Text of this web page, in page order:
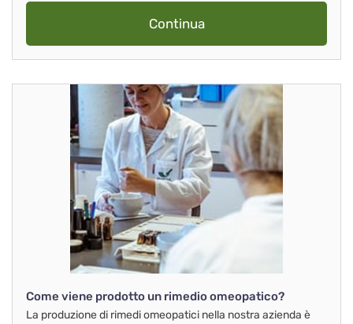
Continua
Come viene prodotto un rimedio omeopatico?
La produzione di rimedi omeopatici nella nostra azienda è